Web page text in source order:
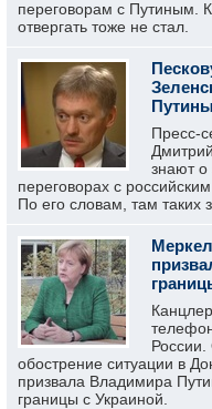
переговорам с Путиным.
отвергать тоже не стал.
Пресс-
знают о
переговорах с
По его словам, там таких
обострение ситуации в
призвала Владимира
границы с Украиной.